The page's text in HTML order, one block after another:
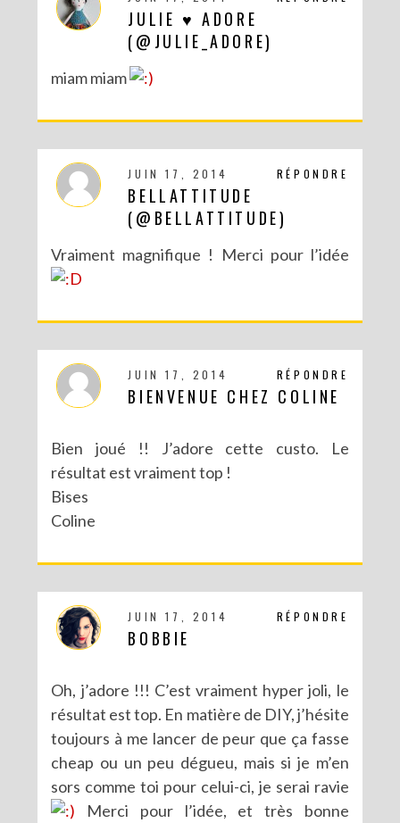
DIY MES CORBEILLES DE BUREAU DENTELLÉES
DIY : LES POMPONS MATRIOCHKA
JULIE ♥ ADORE
(@JULIE_ADORE)
miam miam
RÉPONDRE
JUIN 17, 2014
BELLATTITUDE
(@BELLATTITUDE)
Vraiment magnifique ! Merci pour l’idée
RÉPONDRE
JUIN 17, 2014
BIENVENUE CHEZ COLINE
Bien joué !! J’adore cette custo. Le
résultat est vraiment top !
Bises
Coline
RÉPONDRE
JUIN 17, 2014
BOBBIE
Oh, j’adore !!! C’est vraiment hyper joli, le
résultat est top. En matière de DIY, j’hésite
toujours à me lancer de peur que ça fasse
cheap ou un peu dégueu, mais si je m’en
sors comme toi pour celui-ci, je serai ravie
Merci pour l’idée, et très bonne